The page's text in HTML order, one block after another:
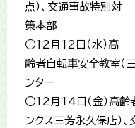
点）、交通事故特別対
策本部
○12月12日（水）高
齢者自転車安全教室（
ンター
○12月14日（金）高齢
ンクス三芳永久保店）